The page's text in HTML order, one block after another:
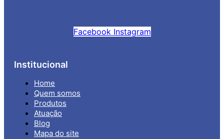
Facebook Instagram
Institucional
Home
Quem somos
Produtos
Atuação
Blog
Mapa do site